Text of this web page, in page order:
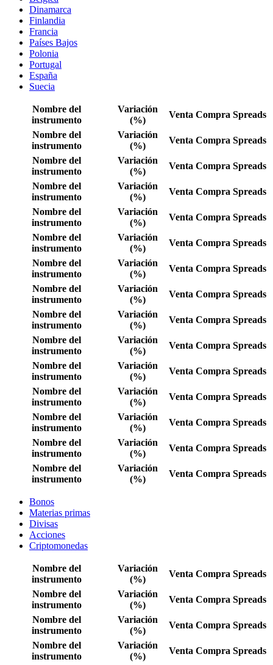
Dinamarca
Finlandia
Francia
Países Bajos
Polonia
Portugal
España
Suecia
Nombre del
instrumento
Variación
(%)
Venta Compra Spreads
Nombre del
instrumento
Variación
(%)
Venta Compra Spreads
Nombre del
instrumento
Variación
(%)
Venta Compra Spreads
Nombre del
instrumento
Variación
(%)
Venta Compra Spreads
Nombre del
instrumento
Variación
(%)
Venta Compra Spreads
Nombre del
instrumento
Variación
(%)
Venta Compra Spreads
Nombre del
instrumento
Variación
(%)
Venta Compra Spreads
Nombre del
instrumento
Variación
(%)
Venta Compra Spreads
Nombre del
instrumento
Variación
(%)
Venta Compra Spreads
Nombre del
instrumento
Variación
(%)
Venta Compra Spreads
Nombre del
instrumento
Variación
(%)
Venta Compra Spreads
Nombre del
instrumento
Variación
(%)
Venta Compra Spreads
Nombre del
instrumento
Variación
(%)
Venta Compra Spreads
Nombre del
instrumento
Variación
(%)
Venta Compra Spreads
Nombre del
instrumento
Variación
(%)
Venta Compra Spreads
Bonos
Materias primas
Divisas
Acciones
Criptomonedas
Nombre del
instrumento
Variación
(%)
Venta Compra Spreads
Nombre del
instrumento
Variación
(%)
Venta Compra Spreads
Nombre del
instrumento
Variación
(%)
Venta Compra Spreads
Nombre del
instrumento
Variación
(%)
Venta Compra Spreads